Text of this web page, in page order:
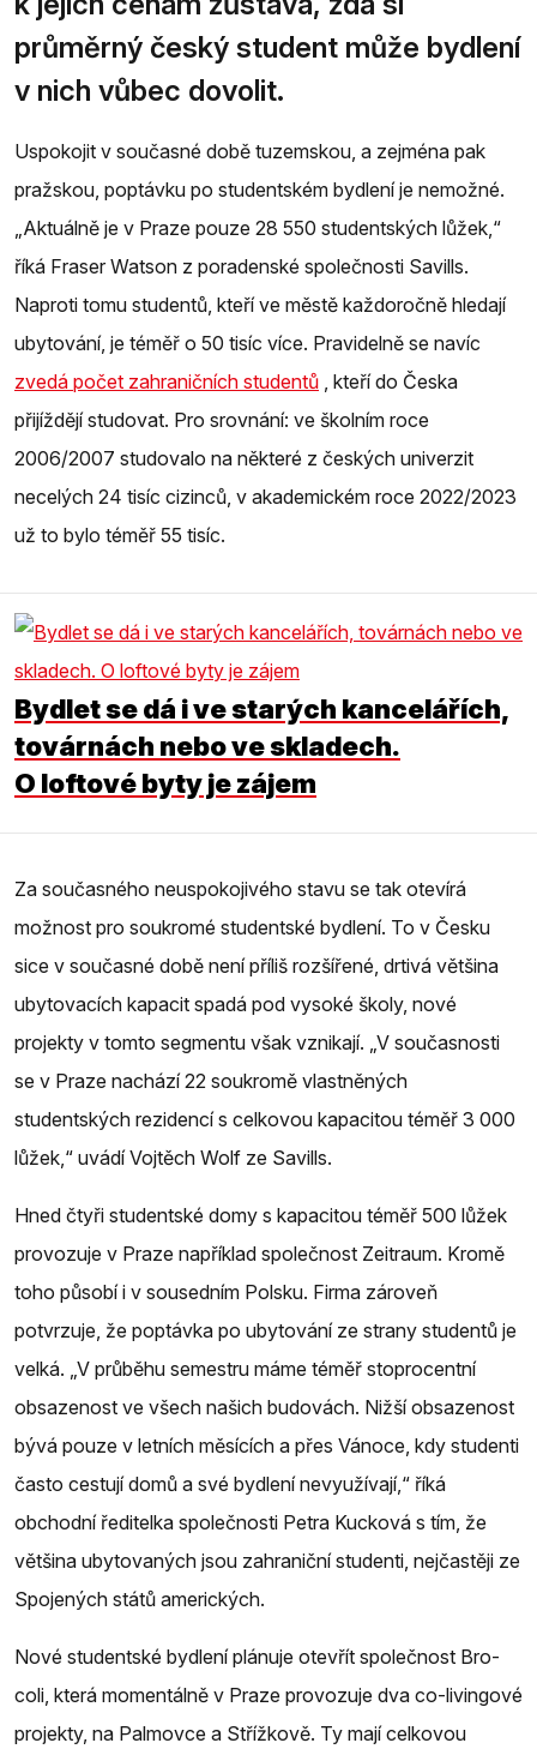
průměrný český student může bydlení
v nich vůbec dovolit.
Uspokojit v současné době tuzemskou, a zejména pak
pražskou, poptávku po studentském bydlení je nemožné.
„Aktuálně je v Praze pouze 28 550 studentských lůžek,“
říká Fraser Watson z poradenské společnosti Savills.
Naproti tomu studentů, kteří ve městě každoročně hledají
ubytování, je téměř o 50 tisíc více. Pravidelně se navíc
zvedá počet zahraničních studentů , kteří do Česka
přijíždějí studovat. Pro srovnání: ve školním roce
2006/2007 studovalo na některé z českých univerzit
necelých 24 tisíc cizinců, v akademickém roce 2022/2023
už to bylo téměř 55 tisíc.
Bydlet se dá i ve starých kancelářích,
továrnách nebo ve skladech.
O loftové byty je zájem
Za současného neuspokojivého stavu se tak otevírá
možnost pro soukromé studentské bydlení. To v Česku
sice v současné době není příliš rozšířené, drtivá většina
ubytovacích kapacit spadá pod vysoké školy, nové
projekty v tomto segmentu však vznikají. „V současnosti
se v Praze nachází 22 soukromě vlastněných
studentských rezidencí s celkovou kapacitou téměř 3 000
lůžek,“ uvádí Vojtěch Wolf ze Savills.
Hned čtyři studentské domy s kapacitou téměř 500 lůžek
provozuje v Praze například společnost Zeitraum. Kromě
toho působí i v sousedním Polsku. Firma zároveň
potvrzuje, že poptávka po ubytování ze strany studentů je
velká. „V průběhu semestru máme téměř stoprocentní
obsazenost ve všech našich budovách. Nižší obsazenost
bývá pouze v letních měsících a přes Vánoce, kdy studenti
často cestují domů a své bydlení nevyužívají,“ říká
obchodní ředitelka společnosti Petra Kucková s tím, že
většina ubytovaných jsou zahraniční studenti, nejčastěji ze
Spojených států amerických.
Nové studentské bydlení plánuje otevřít společnost Bro-
coli, která momentálně v Praze provozuje dva co-livingové
projekty, na Palmovce a Střížkově. Ty mají celkovou